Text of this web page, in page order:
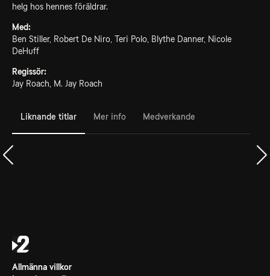
helg hos hennes föräldrar.
Med:
Ben Stiller, Robert De Niro, Teri Polo, Blythe Danner, Nicole
DeHuff
Regissör:
Jay Roach, M. Jay Roach
Liknande titlar Mer info Medverkande
Allmänna villkor